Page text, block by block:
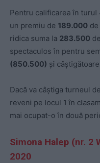
Pentru calificarea în turul
un premiu de 189.000
ridica suma la 283.500
spectaculos în pentru
(850.500) și câștigătoare
Dacă va câștiga turneul
reveni pe locul 1 în
mai ocupat-o în două
Simona Halep (nr. 2
2020